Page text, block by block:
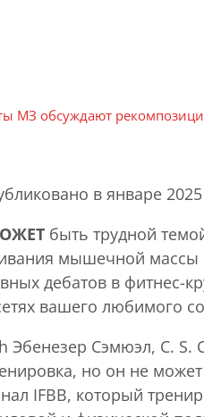
в январе
быть трудной
мышечной
дебатов в фитнес-
вашего любимого
Эбенезер Сэмюэл, C.
но он не
IFBB, который